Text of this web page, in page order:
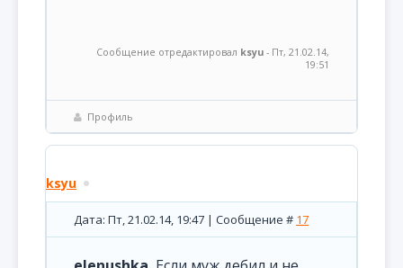
Сообщение отредактировал ksyu - Пт, 21.02.14,
19:51
Профиль
ksyu
Дата: Пт, 21.02.14, 19:47 | Сообщение # 17